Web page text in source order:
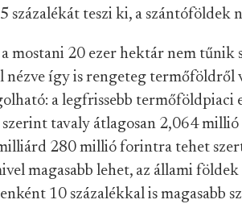
százalékát teszi ki, a szántóföldek
mostani 20 ezer hektár nem tűnik
nézve így is rengeteg termőföldről
a legfrissebb termőföldpiaci
tavaly átlagosan 2,064
280 millió forintra tehet
magasabb lehet, az állami
10 százalékkal is magasabb